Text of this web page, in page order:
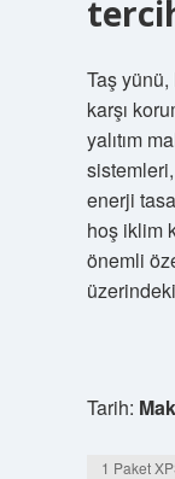
Taş
karşı
yalıtım
enerji
hoş iklim
önemli
Tarih:
1 Paket